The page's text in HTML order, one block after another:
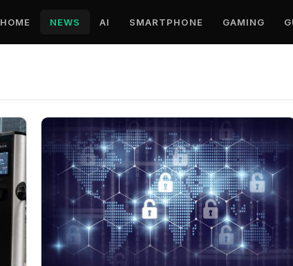
HOME NEWS AI SMARTPHONE GAMING